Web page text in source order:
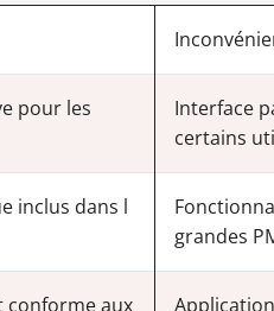
pour les
Interface
certains
inclus dans l
grandes
conforme aux